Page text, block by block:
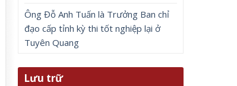
Ông Đỗ Anh Tuấn là Trưởng Ban chỉ
đạo cấp tỉnh kỳ thi tốt nghiệp lại ở
Tuyên Quang
Lưu trữ